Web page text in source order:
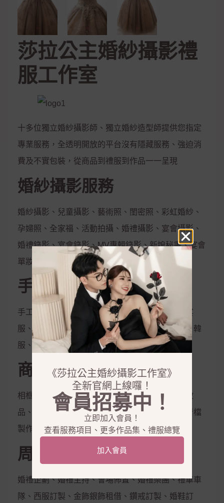
莎拉公主婚紗攝影禮
服工作室
十多位獨立婚紗攝影師、獨立婚紗造型師提供您指定
專業服務，全透明開放的平台沒有隱藏服務、強迫消
費及不實包裝，從商品到禮服到作品一一呈現
婚紗攝影服務
婚紗攝影、兒童攝影、藝術照、閨密照、彩虹婚紗、
孕婦照、全家福、活動拍攝、婚禮攝影、宴會攝影、
婚禮錄影、宴會錄影、MV專輯錄影、新娘秘書、宴會
單妝
手工禮服出租
手工白紗、手工晚禮服、紳士西服、媽媽服、晚宴
服、伴娘服、孕婦禮服、秀和服、龍鳳掛、唐服、韓
服、花童服
商品銷售
相框、相本、雜誌本、喜帖、定妝液、控油保濕妝
品、隱形內衣、新娘捧花、拍照鮮花束，電子影音檔
製作
周邊合作
婚禮企劃、婚禮主持、會場佈置、婚禮樂團、禮車車
隊、西服訂製、金飾銀飾租借、鑽戒訂製、婚鞋訂
《莎拉公主婚紗攝影工作室》
全新官網上線囉！
會員招募中！
立即加入會員！
查看服務項目、更多作品集、禮服總覽
加入會員